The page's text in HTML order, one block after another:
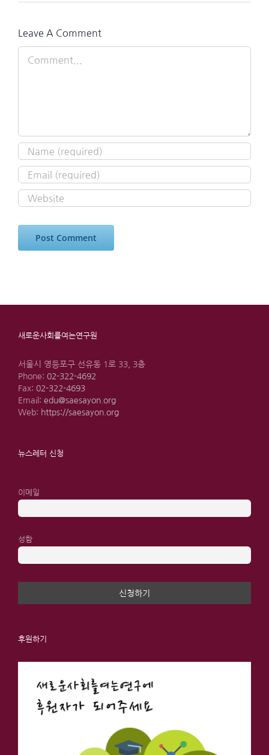
Leave A Comment
새로운사회를여는연구원
서울시 영등포구 선유동 1로 33, 3층
Phone: 02-322-4692
Fax: 02-322-4693
Email: edu@saesayon.org
Web: https://saesayon.org
뉴스레터 신청
이메일
성함
후원하기